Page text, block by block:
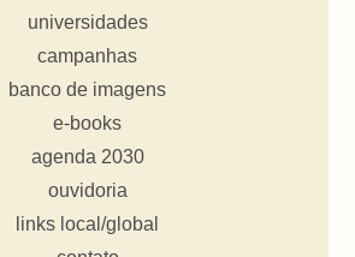
universidades
campanhas
banco de imagens
e-books
agenda 2030
ouvidoria
links local/global